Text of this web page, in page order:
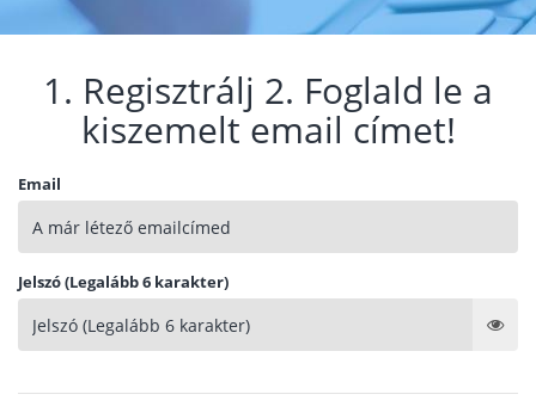
1. Regisztrálj 2. Foglald le a
kiszemelt email címet!
Email
Jelszó (Legalább 6 karakter)